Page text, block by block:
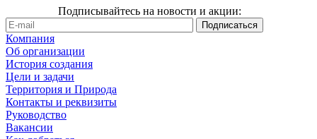
Подписывайтесь на новости и акции:
Компания
Об организации
История создания
Цели и задачи
Территория и Природа
Контакты и реквизиты
Руководство
Вакансии